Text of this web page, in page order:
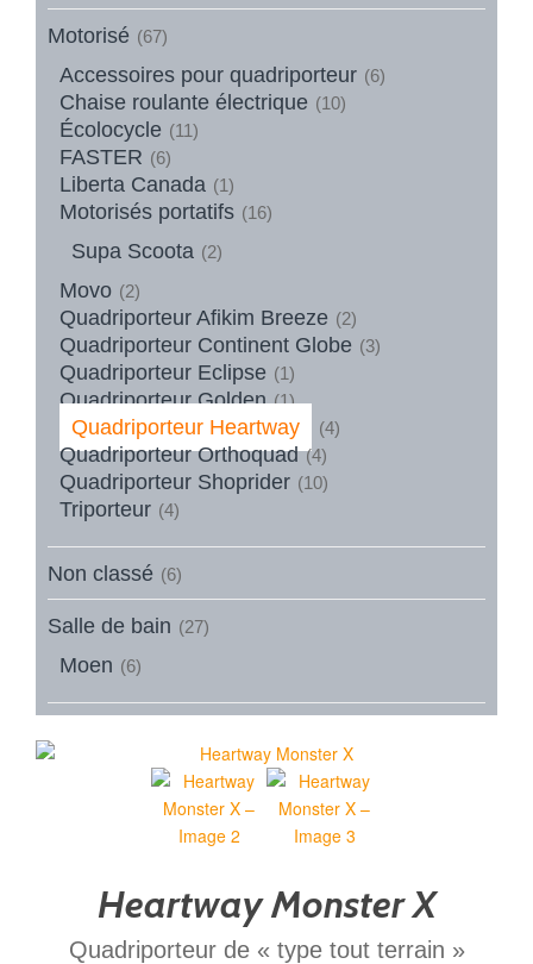
Motorisé (67)
Accessoires pour quadriporteur (6)
Chaise roulante électrique (10)
Écolocycle (11)
FASTER (6)
Liberta Canada (1)
Motorisés portatifs (16)
Supa Scoota (2)
Movo (2)
Quadriporteur Afikim Breeze (2)
Quadriporteur Continent Globe (3)
Quadriporteur Eclipse (1)
Quadriporteur Golden (1)
Quadriporteur Heartway (4)
Quadriporteur Orthoquad (4)
Quadriporteur Shoprider (10)
Triporteur (4)
Non classé (6)
Salle de bain (27)
Moen (6)
Heartway Monster X
Quadriporteur de « type tout terrain »